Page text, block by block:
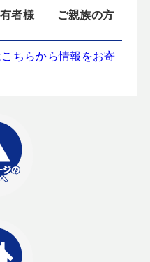
有者様 ご親族の方
ちらから情報をお寄